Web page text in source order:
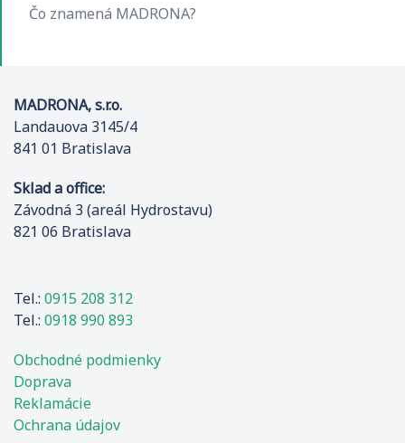
Čo znamená MADRONA?
MADRONA, s.r.o.
Landauova 3145/4
841 01 Bratislava
Sklad a office:
Závodná 3 (areál Hydrostavu)
821 06 Bratislava
Tel.: 0915 208 312
Tel.: 0918 990 893
Obchodné podmienky
Doprava
Reklamácie
Ochrana údajov